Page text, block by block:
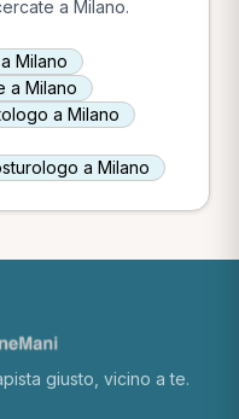
a Milano.
Milano
a Milano
a Milano
a Milano
giusto, vicino a te.